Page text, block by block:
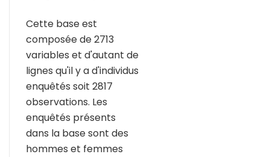
Cette base est
composée de 2713
variables et d'autant de
lignes qu'il y a d'individus
enquêtés soit 2817
observations. Les
enquêtés présents
dans la base sont des
hommes et femmes